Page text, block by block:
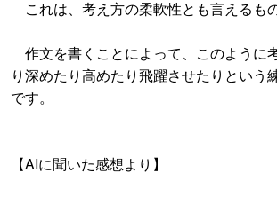
これは、考え方の柔軟性とも言えるもの
作文を書くことによって、このように
り深めたり高めたり飛躍させたりという
です。
【AIに聞いた感想より】